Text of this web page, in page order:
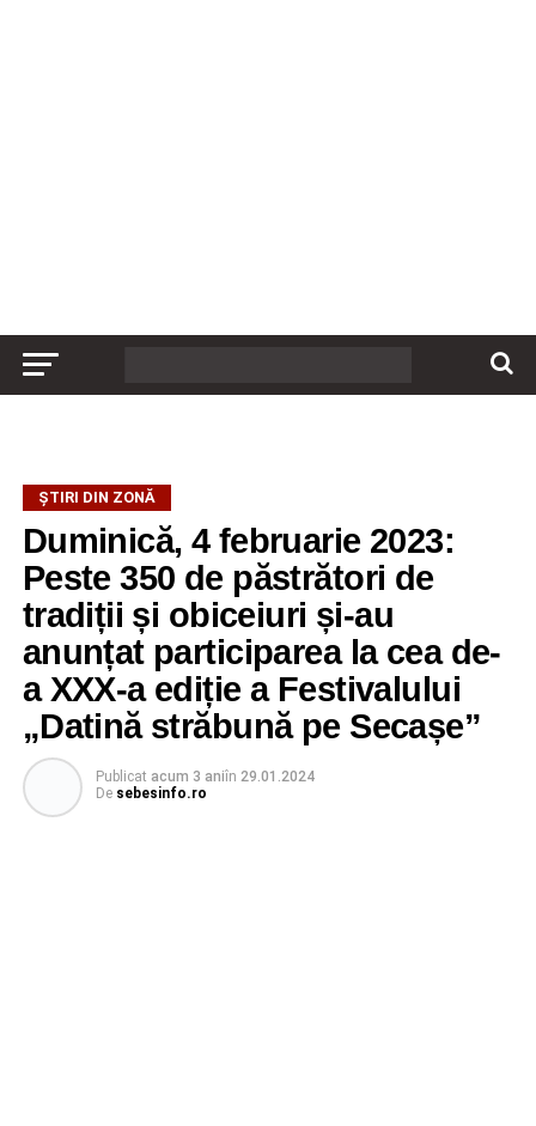
ȘTIRI DIN ZONĂ
Duminică, 4 februarie 2023:
Peste 350 de păstrători de
tradiții și obiceiuri și-au
anunțat participarea la cea de-
a XXX-a ediție a Festivalului
„Datină străbună pe Secașe”
Publicat acum 3 aniîn 29.01.2024
De sebesinfo.ro